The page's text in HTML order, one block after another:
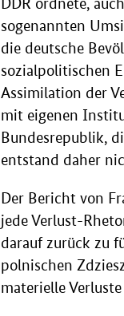
sogenannten
die deutsche
sozialpolitischen
Assimilation der
mit eigenen
Bundesrepublik,
entstand daher
Der Bericht von
jede Verlust-
darauf zurück zu
polnischen
materielle